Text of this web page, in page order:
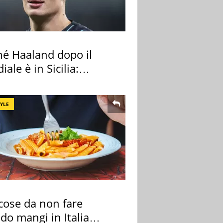
Haaland dopo il
è in Sicilia:
da non fare
mangi in Italia